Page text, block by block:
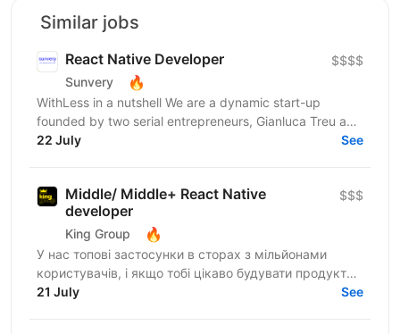
Similar jobs
React Native Developer
Sunvery 🔥
$$$$
WithLess in a nutshell We are a dynamic start-up
founded by two serial entrepreneurs, Gianluca Treu and
Thomas Alisi. Gianluca, the CEO, has already...
22 July See
Middle/ Middle+ React Native
developer
King Group 🔥
$$$
У нас топові застосунки в сторах з мільйонами
користувачів, і якщо тобі цікаво будувати продукти,
якими реально користуються щодня, читай далі:
21 July See